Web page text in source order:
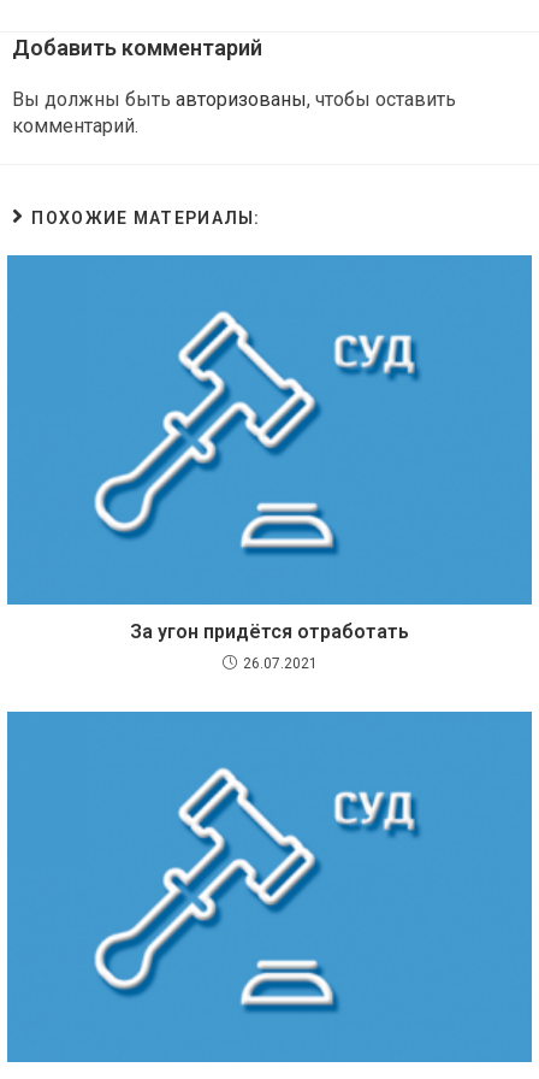
Добавить комментарий
Вы должны быть авторизованы, чтобы оставить
комментарий.
ПОХОЖИЕ МАТЕРИАЛЫ:
За угон придётся отработать
26.07.2021